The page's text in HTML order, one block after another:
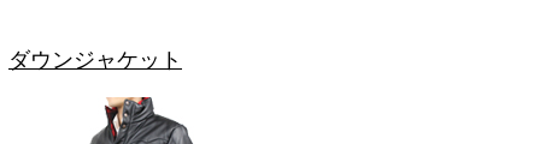
ダウンジャケット